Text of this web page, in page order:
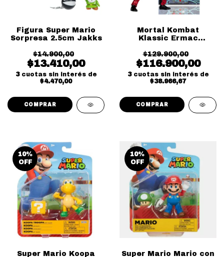
Figura Super Mario
Sorpresa 2.5cm Jakks
$14.900,00
$13.410,00
3 cuotas sin interés de
$4.470,00
Mortal Kombat
Klassic Ermac
$129.900,00
$116.900,00
3 cuotas sin interés de
$38.966,67
10%
OFF
Super Mario Koopa
10%
OFF
Super Mario Mario con